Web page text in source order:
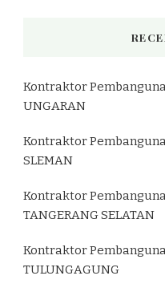
Kontraktor
UNGARAN
Kontraktor
SLEMAN
Kontraktor
TANGERANG SELATAN
Kontraktor
TULUNGAGUNG